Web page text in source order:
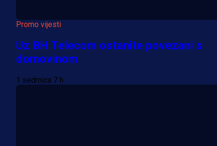
Promo vijesti
Uz BH Telecom ostanite povezani s
domovinom
1 sedmica 7 h